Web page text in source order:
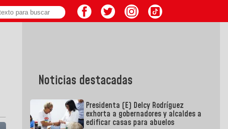
Noticias destacadas
Presidenta (E) Delcy Rodríguez
exhorta a gobernadores y alcaldes a
edificar casas para abuelos